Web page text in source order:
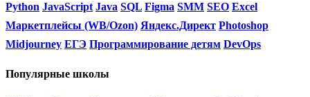
Python JavaScript Java SQL Figma SMM SEO Excel
Маркетплейсы (WB/Ozon) Яндекс.Директ Photoshop
Midjourney ЕГЭ Программирование детям DevOps
Популярные школы